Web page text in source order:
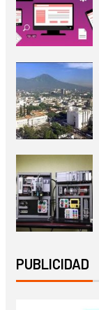
PUBLICIDAD